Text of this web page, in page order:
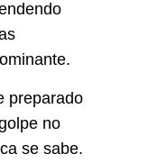
preparado
no
se sabe.